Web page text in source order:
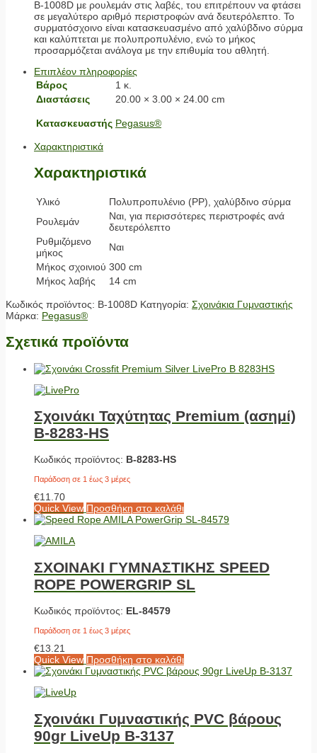
Β-1008D με ρουλεμάν στις λαβές, του επιτρέπουν να φτάσει
σε μεγαλύτερο αριθμό περιστροφών ανά δευτερόλεπτο. Το
συρματόσχοινο είναι κατασκευασμένο από χαλύβδινο σύρμα
και καλύπτεται με πολυπροπυλένιο, ενώ το μήκος
προσαρμόζεται ανάλογα με την επιθυμία του αθλητή.
Επιπλέον πληροφορίες
Βάρος
1 κ.
Διαστάσεις
20.00 × 3.00 × 24.00 cm
Κατασκευαστής Pegasus®
Χαρακτηριστικά
Χαρακτηριστικά
Υλικό
Πολυπροπυλένιο (PP), χαλύβδινο σύρμα
Ρουλεμάν
Ναι, για περισσότερες περιστροφές ανά
δευτερόλεπτο
Ρυθμιζόμενο
μήκος
Ναι
Μήκος σχοινιού 300 cm
Μήκος λαβής
14 cm
Κωδικός προϊόντος: Β-1008D Κατηγορία: Σχοινάκια Γυμναστικής
Μάρκα: Pegasus®
Σχετικά προϊόντα
Σχοινάκι Ταχύτητας Premium (ασημί)
Β-8283-HS
Κωδικός προϊόντος: Β-8283-HS
Παράδοση σε 1 έως 3 μέρες
€11.70
Quick View Προσθήκη στο καλάθι
ΣΧΟΙΝΑΚΙ ΓΥΜΝΑΣΤΙΚΗΣ SPEED
ROPE POWERGRIP SL
Κωδικός προϊόντος: EL-84579
Παράδοση σε 1 έως 3 μέρες
€13.21
Quick View Προσθήκη στο καλάθι
Σχοινάκι Γυμναστικής PVC βάρους
90gr LiveUp Β-3137